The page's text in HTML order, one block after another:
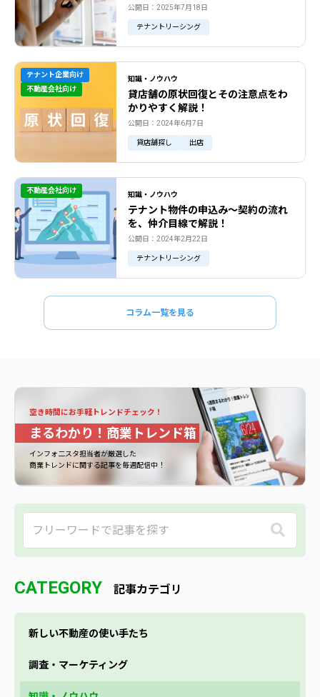
公開日：2025年7月18日
テナントリーシング
知識・ノウハウ
貸店舗の原状回復とその注意点をわ
かりやすく解説！
公開日：2024年6月7日
貸店舗探し 出店
テナント企業向け
不動産会社向け
知識・ノウハウ
テナント物件の申込み～契約の流れ
を、仲介目線で解説！
公開日：2024年2月22日
テナントリーシング
不動産会社向け
コラム一覧を見る
空き時間にお手軽トレンドチェック！
まるわかり！商業トレンド箱
インフォ二スタ担当者が厳選した
商業トレンドに関する記事を毎週配信中！
CATEGORY 記事カテゴリ
新しい不動産の使い手たち
調査・マーケティング